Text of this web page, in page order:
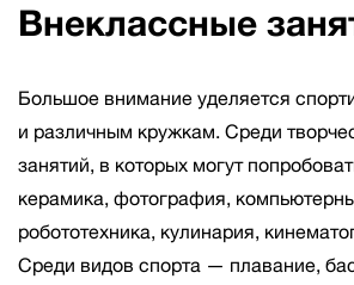
Внеклассные
Большое внимание уделяется
и различным кружкам. Среди
занятий, в которых могут
керамика, фотография,
робототехника, кулинария,
Среди видов спорта — плавание,